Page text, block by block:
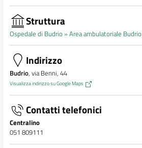
Struttura
Ospedale di Budrio »Area ambulatoriale Budrio
Indirizzo
Budrio, via Benni, 44
Visualizza indirizzo su Google Maps
Contatti telefonici
Centralino
051 809111